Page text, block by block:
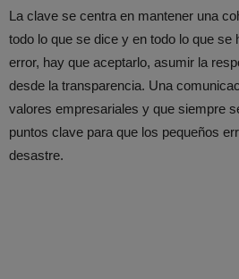
La clave se centra en mantener una
todo lo que se dice y en todo lo que se
error, hay que aceptarlo, asumir la
desde la transparencia. Una
valores empresariales y que siempre
puntos clave para que los pequeños
desastre.